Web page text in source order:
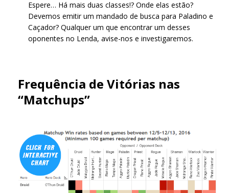
Espere… Há mais duas classes!? Onde elas estão?
Devemos emitir um mandado de busca para Paladino e
Caçador? Qualquer um que encontrar um desses
oponentes no Lenda, avise-nos e investigaremos.
Frequência de Vitórias nas
“Matchups”